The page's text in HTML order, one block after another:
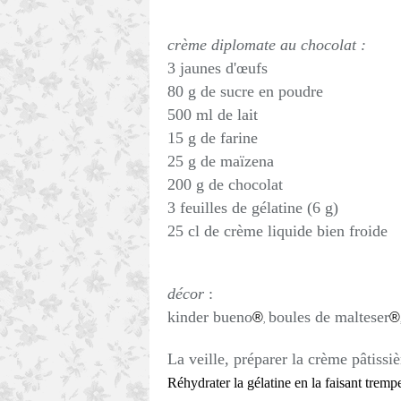
crème diplomate au chocolat :
3 jaunes d'œufs
80 g de sucre en poudre
500 ml de lait
15 g de farine
25 g de maïzena
200 g de chocolat
3 feuilles de gélatine (6 g)
25 cl de crème liquide bien froide
décor :
kinder bueno® boules de malteser®
La veille, préparer la crème
Réhydrater la gélatine en la faisant